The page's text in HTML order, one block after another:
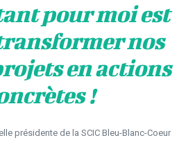
pour moi est
nos
en actions
!
présidente de la SCIC Bleu-Blanc-Coeur